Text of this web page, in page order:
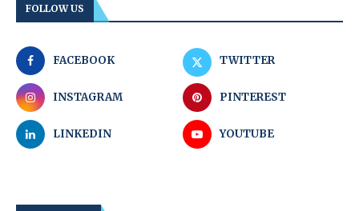
FOLLOW US
FACEBOOK TWITTER
INSTAGRAM PINTEREST
LINKEDIN YOUTUBE